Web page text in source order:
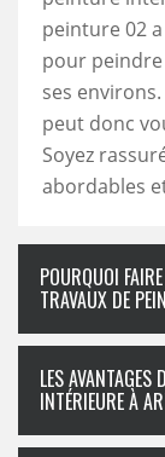
peinture 02
pour
ses
peut donc
Soyez
abordables
POURQUOI
TRAVAUX DE
LES AVANTAGES
INTÉRIEURE À